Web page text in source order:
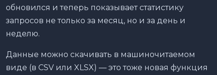
обновился и теперь показывает статистику
запросов не только за месяц, но и за день и
неделю.
Данные можно скачивать в машиночитаемом
виде (в CSV или XLSX) — это тоже новая функция